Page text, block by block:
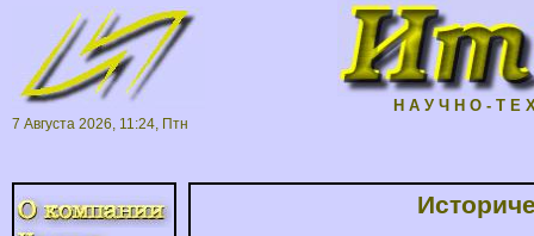
Н А У Ч Н О - Т Е
7 Августа 2026, 11:24, Птн